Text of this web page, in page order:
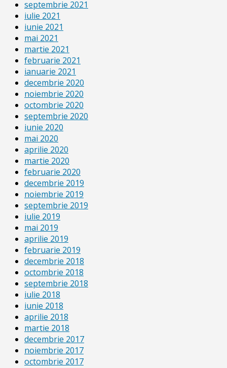
septembrie 2021
iulie 2021
iunie 2021
mai 2021
martie 2021
februarie 2021
ianuarie 2021
decembrie 2020
noiembrie 2020
octombrie 2020
septembrie 2020
iunie 2020
mai 2020
aprilie 2020
martie 2020
februarie 2020
decembrie 2019
noiembrie 2019
septembrie 2019
iulie 2019
mai 2019
aprilie 2019
februarie 2019
decembrie 2018
octombrie 2018
septembrie 2018
iulie 2018
iunie 2018
aprilie 2018
martie 2018
decembrie 2017
noiembrie 2017
octombrie 2017